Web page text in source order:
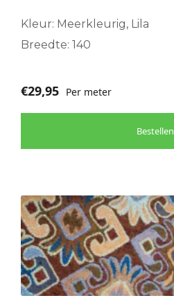
Kleur: Meerkleurig, Lila
Breedte: 140
€29,95 Per meter
Bestellen